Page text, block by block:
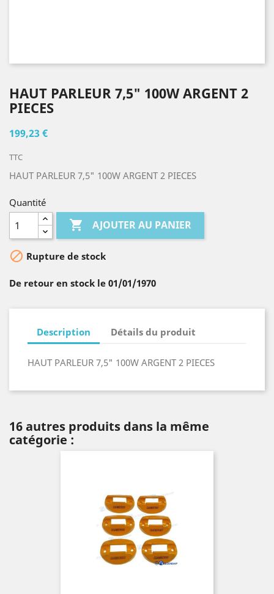
HAUT PARLEUR 7,5" 100W ARGENT 2
PIECES
199,23 €
TTC
HAUT PARLEUR 7,5" 100W ARGENT 2 PIECES
Quantité
 AJOUTER AU PANIER
 Rupture de stock
De retour en stock le 01/01/1970
Description Détails du produit
HAUT PARLEUR 7,5" 100W ARGENT 2 PIECES
16 autres produits dans la même
catégorie :